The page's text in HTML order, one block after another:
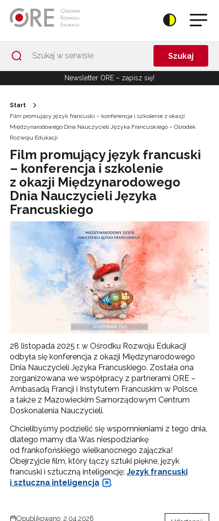
Szukaj
Newsletter ORE – zapisz się!
Start
Film promujący język francuski – konferencja i szkolenie z okazji
Międzynarodowego Dnia Nauczycieli Języka Francuskiego – Ośrodek
Rozwoju Edukacji
Film promujący język francuski
– konferencja i szkolenie
z okazji Międzynarodowego
Dnia Nauczycieli Języka
Francuskiego
28 listopada 2025 r. w Ośrodku Rozwoju Edukacji
odbyła się konferencja z okazji Międzynarodowego
Dnia Nauczycieli Języka Francuskiego. Została ona
zorganizowana we współpracy z partnerami ORE –
Ambasadą Francji i Instytutem Francuskim w Polsce,
a także z Mazowieckim Samorządowym Centrum
Doskonalenia Nauczycieli.
Chcielibyśmy podzielić się wspomnieniami z tego dnia,
dlatego mamy dla Was niespodziankę
od frankofońskiego wielkanocnego zajączka!
Obejrzyjcie film, który łączy sztuki piękne, język
francuski i sztuczną inteligencję: Język francuski
i sztuczna inteligencja
.
Opublikowano: 2.04.2026